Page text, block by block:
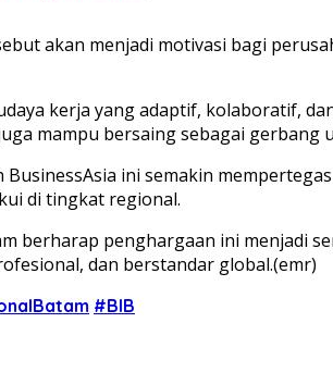
akan menjadi motivasi bagi
kerja yang adaptif, kolaboratif,
mampu bersaing sebagai gerbang
BusinessAsia ini semakin
di tingkat regional.
berharap penghargaan ini menjadi
dan berstandar global.(emr)
#BIB